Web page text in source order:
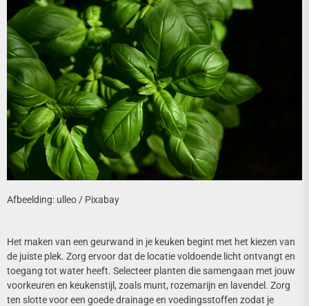
Afbeelding: ulleo / Pixabay
Het maken van een geurwand in je keuken begint met het kiezen van
de juiste plek. Zorg ervoor dat de locatie voldoende licht ontvangt en
toegang tot water heeft. Selecteer planten die samengaan met jouw
voorkeuren en keukenstijl, zoals munt, rozemarijn en lavendel. Zorg
ten slotte voor een goede drainage en voedingsstoffen zodat je